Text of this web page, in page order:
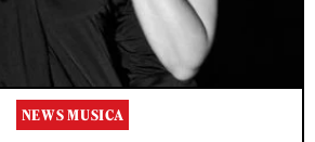
NEWS MUSICA